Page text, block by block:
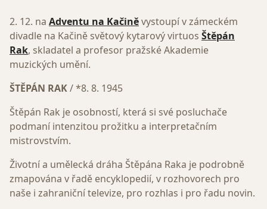
2. 12. na Adventu na Kačiněvystoupí v zámeckém
divadle na Kačině světový kytarový virtuos Štěpán
Rak, skladatel a profesor pražské Akademie
muzických umění.
ŠTĚPÁN RAK/ *8. 8. 1945
Štěpán Rak je osobností, která si své posluchače
podmaní intenzitou prožitku a interpretačním
mistrovstvím.
Životní a umělecká dráha Štěpána Raka je podrobně
zmapována v řadě encyklopedií, v rozhovorech pro
naše i zahraniční televize, pro rozhlas i pro řadu novin.